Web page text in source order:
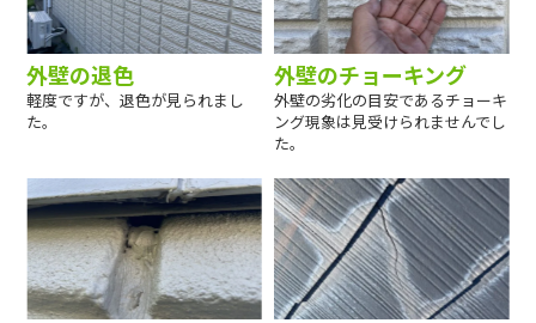
外壁の退色
軽度ですが、退色が見られまし
た。
外壁のチョーキング
外壁の劣化の目安であるチョーキ
ング現象は見受けられませんでし
た。